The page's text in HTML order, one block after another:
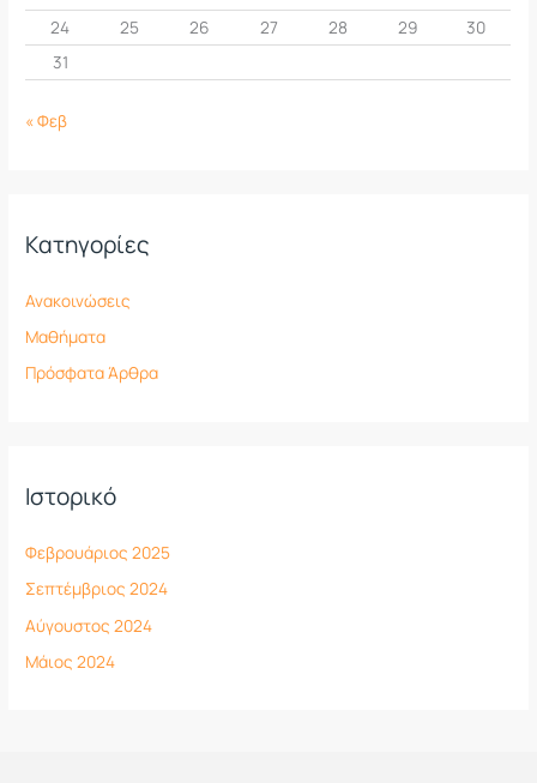
24
25 26 27 28 29
30
31
« Φεβ
Kατηγορίες
Ανακοινώσεις
Μαθήματα
Πρόσφατα Άρθρα
Ιστορικό
Φεβρουάριος 2025
Σεπτέμβριος 2024
Αύγουστος 2024
Μάιος 2024